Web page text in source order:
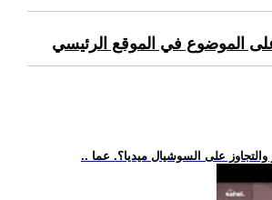
الموضوع في الموقع الرئيسي
والتجاوز على السوشيال ميديا؟. عما